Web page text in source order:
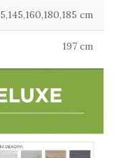
cm
197 cm